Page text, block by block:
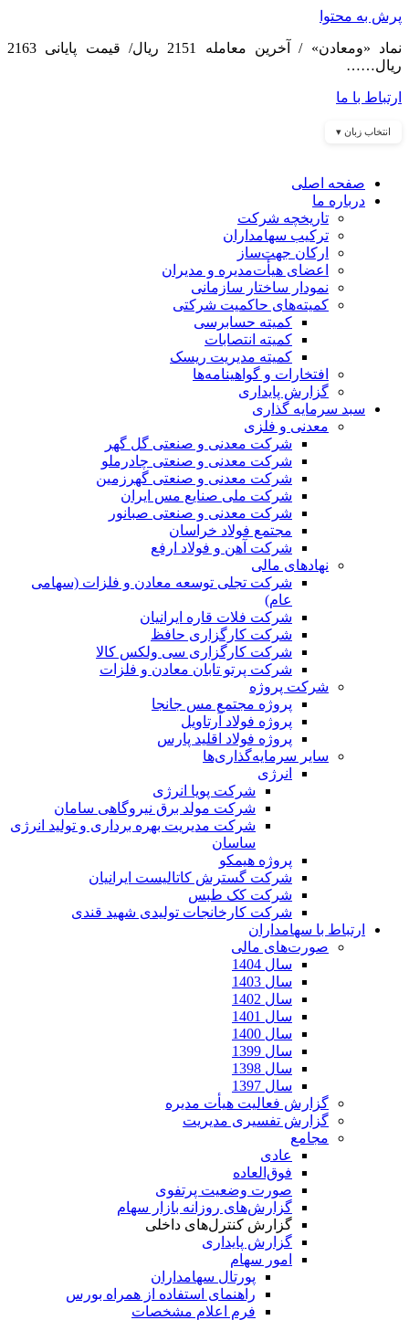
پرش به محتوا
نماد «ومعادن» / آخرین معامله 2151 ریال/ قیمت پایانی 2163
ریال……
ارتباط با ما
انتخاب زبان ▾
صفحه اصلی
درباره ما
تاریخچه شرکت
ترکیب سهامداران
ارکان جهت‌ساز
اعضای هیأت‌مدیره و مدیران
نمودار ساختار سازمانی
کمیته‌های حاکمیت شرکتی
کمیته حسابرسی
کمیته انتصابات
کمیته مدیریت ریسک
افتخارات و گواهینامه‌ها
گزارش پایداری
سبد سرمایه گذاری
معدنی و فلزی
شرکت معدنی و صنعتی گل گهر
شرکت معدنی و صنعتی چادرملو
شرکت معدنی و صنعتی گهرزمین
شرکت ملی صنایع مس ایران
شرکت معدنی و صنعتی صبانور
مجتمع فولاد خراسان
شرکت آهن و فولاد ارفع
نهادهای مالی
شرکت تجلی توسعه معادن و فلزات (سهامی
عام)
شرکت فلات قاره ایرانیان
شرکت کارگزاری حافظ
شرکت کارگزاری سی ولکس کالا
شرکت پرتو تابان معادن و فلزات
شرکت پروژه
پروژه مجتمع مس جانجا
پروژه فولاد آرتاویل
پروژه فولاد اقلید پارس
سایر سرمایه‌گذاری‌ها
انرژی
شرکت پویا انرژی
شرکت مولد برق نیروگاهی سامان
شرکت مدیریت بهره برداری و تولید انرژی
ساسان
پروژه هیمکو
شرکت گسترش کاتالیست ایرانیان
شرکت کک طبس
شرکت کارخانجات تولیدی شهید قندی
ارتباط با سهامداران
صورت‌های مالی
سال 1404
سال 1403
سال 1402
سال 1401
سال 1400
سال 1399
سال 1398
سال 1397
گزارش فعالیت هیأت مدیره
گزارش تفسیری مدیریت
مجامع
عادی
فوق‌العاده
صورت وضعیت پرتفوی
گزارش‌های روزانه بازار سهام
گزارش کنترل‌های داخلی
گزارش پایداری
امور سهام
پورتال سهامداران
راهنمای استفاده از همراه بورس
فرم اعلام مشخصات